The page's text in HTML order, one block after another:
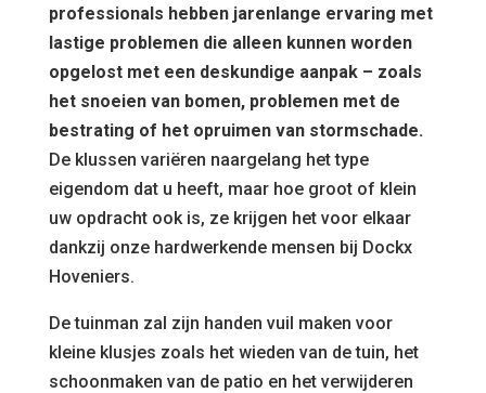
professionals hebben jarenlange ervaring met
lastige problemen die alleen kunnen worden
opgelost met een deskundige aanpak – zoals
het snoeien van bomen, problemen met de
bestrating of het opruimen van stormschade.
De klussen variëren naargelang het type
eigendom dat u heeft, maar hoe groot of klein
uw opdracht ook is, ze krijgen het voor elkaar
dankzij onze hardwerkende mensen bij Dockx
Hoveniers.
De tuinman zal zijn handen vuil maken voor
kleine klusjes zoals het wieden van de tuin, het
schoonmaken van de patio en het verwijderen